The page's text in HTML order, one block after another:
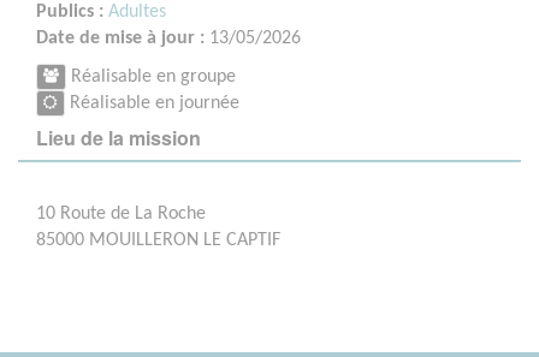
Publics : Adultes
Date de mise à jour : 13/05/2026
Réalisable en groupe
Réalisable en journée
Lieu de la mission
10 Route de La Roche
85000 MOUILLERON LE CAPTIF